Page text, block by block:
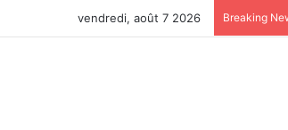
vendredi, août 7 2026 Breaking